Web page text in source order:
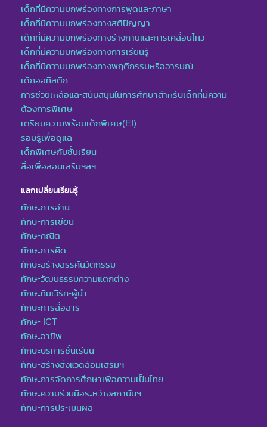
เด็กที่มีความบกพร่องทางการพูดและภาษา
เด็กที่มีความบกพร่องทางสติปัญญา
เด็กที่มีความบกพร่องทางร่างกายและการเคลื่อนไหว
เด็กที่มีความบกพร่องทางการเรียนรู้
เด็กที่มีความบกพร่องทางพฤติกรรมหรืออารมณ์
เด็กออทิสติก
การช่วยเหลือและสนับสนุนในการศึกษาสำหรับเด็กที่มีความ
ต้องการพิเศษ
เตรียมความพร้อมเด็กพิเศษ(EI)
รอบรู้เพื่อดูแล
เด็กพิเศษกับชั้นเรียน
สื่อเพื่อสอนเสริมฯลฯ
แลกเปลี่ยนเรียนรู้
ทักษะการอ่าน
ทักษะการเขียน
ทักษะคณิต
ทักษะการคิด
ทักษะสร้างสรรค์นวัตกรรม
ทักษะวัฒนธรรมความแตกต่าง
ทักษะทีมเวิร์ค-ผู้นำ
ทักษะการสื่อสาร
ทักษะ ICT
ทักษะอาชีพ
ทักษะบริหารชั้นเรียน
ทักษะสร้างสิ่งแวดล้อมเสริมฯ
ทักษะการจัดการศึกษาเพื่อความเป็นไทย
ทักษะความร่วมมือระหว่างสถาบันฯ
ทักษะการประเมินผล